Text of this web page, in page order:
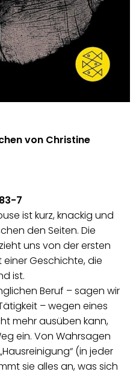
von Christine
7
ist kurz, knackig und
den Seiten. Die
uns von der ersten
einer Geschichte, die
ist.
Beruf – sagen wir
– wegen eines
mehr ausüben kann,
ein. Von Wahrsagen
(in jeder
sie alles an, was sich